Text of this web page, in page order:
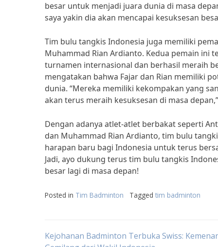
besar untuk menjadi juara dunia di masa
saya yakin dia akan mencapai kesuksesan
Tim bulu tangkis Indonesia juga memiliki
Muhammad Rian Ardianto. Kedua pemain ini
turnamen internasional dan berhasil meraih
mengatakan bahwa Fajar dan Rian memiliki
dunia. “Mereka memiliki kekompakan yang
akan terus meraih kesuksesan di masa
Dengan adanya atlet-atlet berbakat seperti
dan Muhammad Rian Ardianto, tim bulu
harapan baru bagi Indonesia untuk terus
Jadi, ayo dukung terus tim bulu tangkis
besar lagi di masa depan!
Posted in Tim Badminton Tagged tim badminton
Post
Kejohanan Badminton Terbuka Swiss: